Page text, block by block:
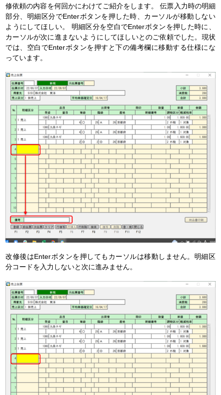
修依頼の内容を何回かにわけてご紹介をします。
伝票入力時の明細
部分、明細区分でEnterボタンを押した時、カーソルが移動しない
ようにしてほしい。
明細区分を空白でEnterボタンを押した時に、
カーソルが次に進まないようにしてほしいとのご依頼でした。現状
では、空白でEnterボタンを押すと下の備考欄に移動する仕様にな
っています。
改修後はEnterボタンを押してもカーソルは移動しません。明細区
分コードを入力しないと次に進みません。